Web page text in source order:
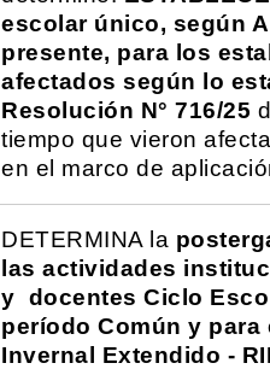
escolar único, según
presente, para los
afectados según lo
Resolución N° 716/25
tiempo que vieron
en el marco de
DETERMINA la
las actividades
y docentes Ciclo
período Común y
Invernal Extendido -